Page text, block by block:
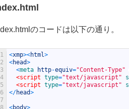
のコードは以下の通り。
1
2
3
4
5
6
7
8
<xmp><html>
<head>
<meta http-equiv="Content-Type"
<script type="text/javascript"
<script type="text/javascript"
</head>
<body>